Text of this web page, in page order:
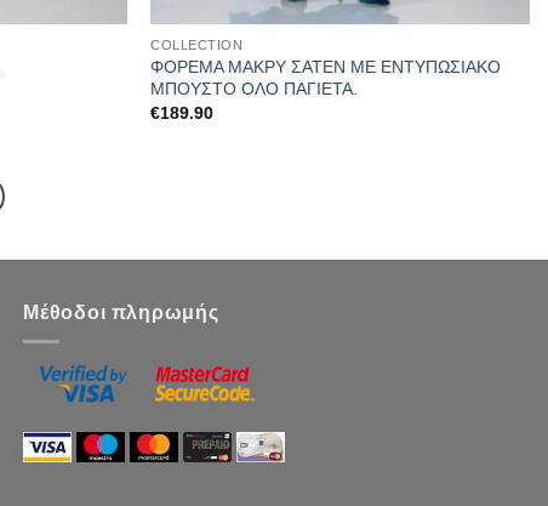
COLLECTION
ΦΟΡΕΜΑ ΜΑΚΡΥ ΣΑΤΕΝ ΜΕ ΕΝΤΥΠΩΣΙΑΚΟ
ΜΠΟΥΣΤΟ ΟΛΟ ΠΑΓΙΕΤΑ.
€189.90
Μέθοδοι πληρωμής